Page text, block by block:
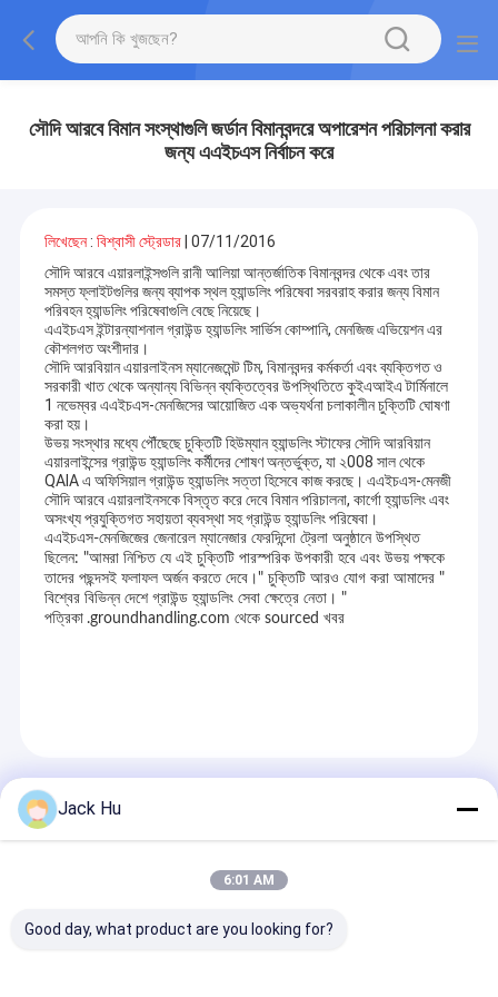
সৌদি আরবে বিমান সংস্থাগুলি জর্ডান বিমানবন্দরে অপারেশন পরিচালনা করার
জন্য এএইচএস নির্বাচন করে
লিখেছেন: বিশ্বাসী স্ট্রেডার| 07/11/2016
সৌদি আরবে এয়ারলাইন্সগুলি রানী আলিয়া আন্তর্জাতিক বিমানবন্দর থেকে এবং তার
সমস্ত ফ্লাইটগুলির জন্য ব্যাপক স্থল হ্যান্ডলিং পরিষেবা সরবরাহ করার জন্য বিমান
পরিবহন হ্যান্ডলিং পরিষেবাগুলি বেছে নিয়েছে।
এএইচএস ইন্টারন্যাশনাল গ্রাউন্ড হ্যান্ডলিং সার্ভিস কোম্পানি, মেনজিজ এভিয়েশন এর
কৌশলগত অংশীদার।
সৌদি আরবিয়ান এয়ারলাইনস ম্যানেজমেন্ট টিম, বিমানবন্দর কর্মকর্তা এবং ব্যক্তিগত ও
সরকারী খাত থেকে অন্যান্য বিভিন্ন ব্যক্তিত্বের উপস্থিতিতে কুইএআইএ টার্মিনালে
1 নভেম্বর এএইচএস-মেনজিসের আয়োজিত এক অভ্যর্থনা চলাকালীন চুক্তিটি ঘোষণা
করা হয়।
উভয় সংস্থার মধ্যে পৌঁছেছে চুক্তিটি হিউম্যান হ্যান্ডলিং স্টাফের সৌদি আরবিয়ান
এয়ারলাইন্সের গ্রাউন্ড হ্যান্ডলিং কর্মীদের শোষণ অন্তর্ভুক্ত, যা ২008 সাল থেকে
QAIA এ অফিসিয়াল গ্রাউন্ড হ্যান্ডলিং সত্তা হিসেবে কাজ করছে। এএইচএস-মেনজী
সৌদি আরবে এয়ারলাইনসকে বিস্তৃত করে দেবে বিমান পরিচালনা, কার্গো হ্যান্ডলিং এবং
অসংখ্য প্রযুক্তিগত সহায়তা ব্যবস্থা সহ গ্রাউন্ড হ্যান্ডলিং পরিষেবা।
এএইচএস-মেনজিজের জেনারেল ম্যানেজার ফেরদিন্দো ট্রেলা অনুষ্ঠানে উপস্থিত
ছিলেন: "আমরা নিশ্চিত যে এই চুক্তিটি পারস্পরিক উপকারী হবে এবং উভয় পক্ষকে
তাদের পছন্দসই ফলাফল অর্জন করতে দেবে।" চুক্তিটি আরও যোগ করা আমাদের "
বিশ্বের বিভিন্ন দেশে গ্রাউন্ড হ্যান্ডলিং সেবা ক্ষেত্রে নেতা। "
পত্রিকা .groundhandling.com থেকে sourced খবর
Recommended Products
Jack Hu
6:01 AM
Good day, what product are you looking for?